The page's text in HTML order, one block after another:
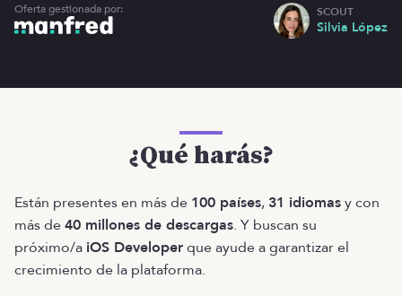
Oferta gestionada por: SCOUT
Silvia López
¿Qué harás?
Están presentes en más de 100 países, 31 idiomasy con
más de40 millones de descargas. Y buscan su
próximo/a iOS Developerque ayude a garantizar el
crecimiento de la plataforma.